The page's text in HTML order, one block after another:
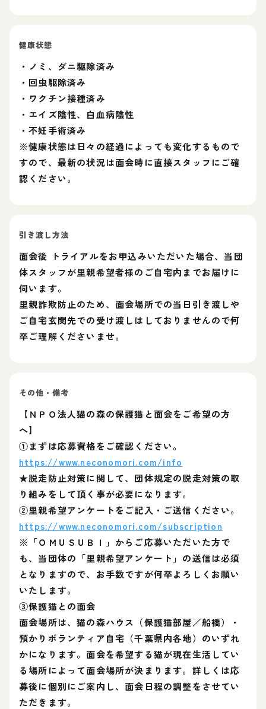
健康状態
・ノミ、ダニ駆除済み
・回虫駆除済み
・ワクチン接種済み
・エイズ陰性、白血病陰性
・不妊手術済み
※健康状態は日々の経過によっても変化するもので
すので、最新の状況は面会時に直接スタッフにご確
認ください。
引き渡し方法
面会後 トライアルをお申込みいただいた場合、当団
体スタッフが里親希望者様のご自宅内までお届けに
伺います。
里親詐欺防止のため、面会場所での当日引き渡しや
ご自宅玄関先での受け渡しはしておりませんので何
卒ご理解くださいませ。
その他・備考
【ＮＰＯ法人猫の森の保護猫と面会をご希望の方
へ】
①まずは応募資格をご確認ください。
https://www.neconomori.com/info
★脱走防止対策に関して、団体規定の脱走対策の取
り組みをして頂く事が必要になります。
②里親希望アンケートをご記入・ご送信ください。
https://www.neconomori.com/subscription
※「ＯＭＵＳＵＢＩ」からご応募いただいた方で
も、当団体の「里親希望アンケート」の送信は必須
となりますので、お手数ですが何卒よろしくお願い
いたします。
③保護猫との面会
面会場所は、猫の森ハウス（保護猫部屋／船橋）・
預かりボランティア自宅（千葉県内各地）のいずれ
かになります。面会を希望する猫が現在生活してい
る場所によって面会場所が決まります。詳しくは応
募後に個別にご案内し、面会日程の調整をさせてい
ただきます。